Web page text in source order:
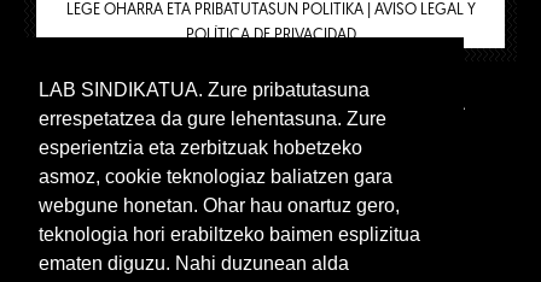
LEGE OHARRA ETA PRIBATUTASUN POLITIKA | AVISO LEGAL Y
POLÍTICA DE PRIVACIDAD
BIZILAN.EUS
TIENDA
INTRANET 🔑
Euskera Castellano
LAB SINDIKATUA. Zure pribatutasuna
errespetatzea da gure lehentasuna. Zure
esperientzia eta zerbitzuak hobetzeko
asmoz, cookie teknologiaz baliatzen gara
webgune honetan. Ohar hau onartuz gero,
teknologia hori erabiltzeko baimen esplizitua
ematen diguzu. Nahi duzunean alda